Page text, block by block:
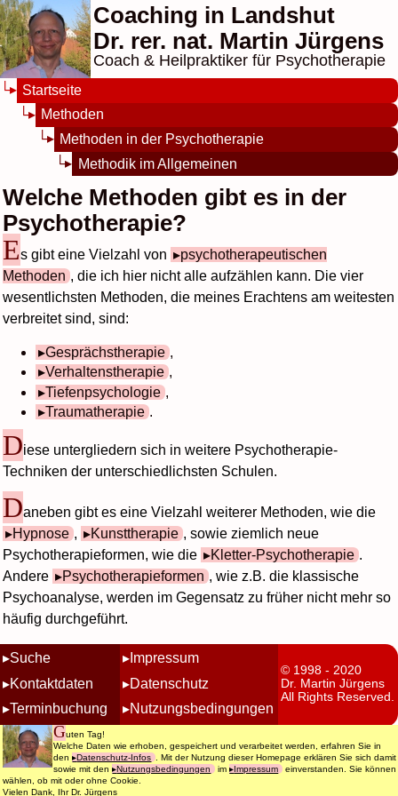
Coaching in Landshut
Dr. rer. nat. Martin Jürgens
Coach & Heilpraktiker für Psychotherapie
Startseite
Methoden
Methoden in der Psychotherapie
Methodik im Allgemeinen
Welche Methoden gibt es in der
Psychotherapie?
Es gibt eine Vielzahl von
psychotherapeutischen
Methoden , die ich hier nicht alle aufzählen kann. Die vier
wesentlichsten Methoden, die meines Erachtens am weitesten
verbreitet sind, sind:
Gesprächstherapie ,
Verhaltenstherapie ,
Tiefenpsychologie ,
Traumatherapie .
Diese untergliedern sich in weitere Psychotherapie-
Techniken der unterschiedlichsten Schulen.
Daneben gibt es eine Vielzahl weiterer Methoden, wie die
Hypnose , Kunsttherapie , sowie ziemlich neue
Psychotherapieformen, wie die
Kletter-Psychotherapie .
Andere
Psychotherapieformen , wie z.B. die klassische
Psychoanalyse, werden im Gegensatz zu früher nicht mehr so
häufig durchgeführt.
Suche
Kontaktdaten
Terminbuchung
Impressum
Datenschutz
Nutzungsbedingungen
© 1998 - 2020
Dr. Martin Jürgens
All Rights Reserved.
Guten Tag!
Welche Daten wie erhoben, gespeichert und verarbeitet werden, erfahren Sie in
den Datenschutz-Infos
. Mit der Nutzung dieser Homepage erklären Sie sich damit
sowie mit den Nutzungsbedingungen im Impressum
einverstanden. Sie können
wählen, ob mit oder ohne Cookie.
Vielen Dank, Ihr Dr. Jürgens